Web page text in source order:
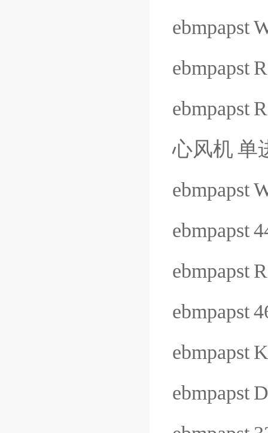
ebmpapst
ebmpapst
ebmpapst
心风机 单
ebmpapst
ebmpapst
ebmpapst
ebmpapst
ebmpapst
ebmpapst